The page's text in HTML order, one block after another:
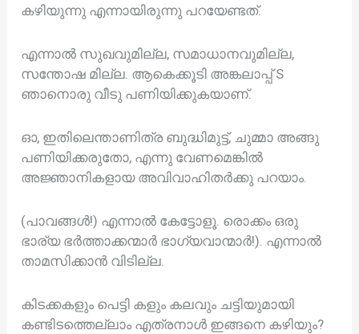
കഴിയുന്നു എന്നായിരുന്നു പറയേണ്ടത്.
എന്നാൽ സുഖവുമില്ല, സമാധാനവുമില്ല,
സന്തോഷ മില്ല. ആകെക്കൂടി അങ്കലാപ്പ് S
ഞാനൊരു വീടു പണിയിക്കുകയാണ്.
ഓ, ഇതിലെന്താണിത്ര ബുദ്ധിമുട്ട്, ചുമ്മാ അങ്ങു
പണിയിക്കരുതോ, എന്നു വേണമെങ്കിൽ
അജ്ഞാനികളായ അവിവാഹിതർക്കു പറയാം.
(പാവങ്ങൾ!) എന്നാൽ കേട്ടോളൂ. രൊക്കം ഒരു
ഭാര്യ ഭർത്താക്കന്മാർ ഭാഗ്യവാന്മാർ!). എന്നാൽ
താമസിക്കാൻ വിടില്ല.
കിടക്കകളും പെട്ടി കളും കലവും ചട്ടിയുമായി
കണ്ടിടത്തെല്ലാം എത്രനാൾ ഇങ്ങനെ കഴിയും?